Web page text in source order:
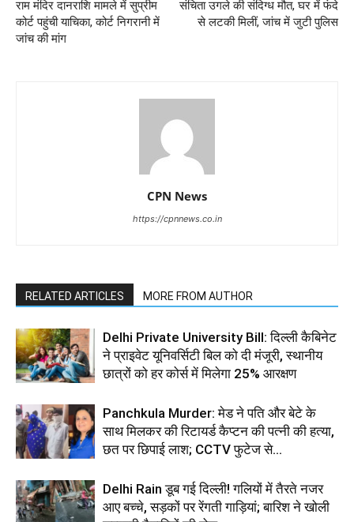
राम मंदिर दानराशि मामले में सुप्रीम
कोर्ट पहुंची याचिका, कोर्ट निगरानी में
जांच की मांग
संचिता उगले की संदिग्ध मौत, घर में फंदे
से लटकी मिलीं, जांच में जुटी पुलिस
CPN News
https://cpnnews.co.in
RELATED ARTICLES MORE FROM AUTHOR
Delhi Private University Bill: दिल्ली कैबिनेट
ने प्राइवेट यूनिवर्सिटी बिल को दी मंजूरी, स्थानीय
छात्रों को हर कोर्स में मिलेगा 25% आरक्षण
Panchkula Murder: मेड ने पति और बेटे के
साथ मिलकर की रिटायर्ड कैप्टन की पत्नी की हत्या,
छत पर छिपाई लाश; CCTV फुटेज से...
Delhi Rain डूब गई दिल्ली! गलियों में तैरते नजर
आए बच्चे, सड़कों पर रेंगती गाड़ियां; बारिश ने खोली